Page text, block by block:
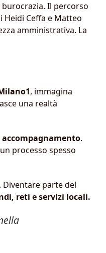
Il percorso
Ceffa e Matteo
amministrativa. La
, immagina
una realtà
accompagnamento.
processo spesso
. Diventare parte del
reti e servizi locali.